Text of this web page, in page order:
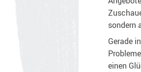
sondern
Gerade
einen